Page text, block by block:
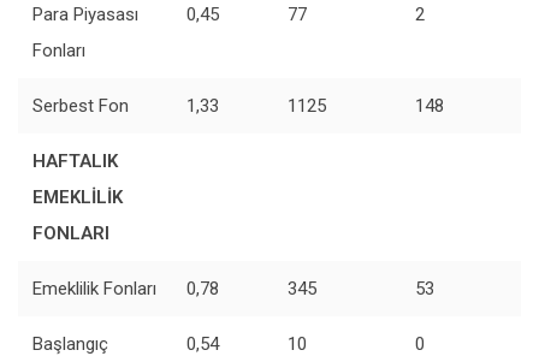
Para Piyasası
Fonları
0,45 77 2
Serbest Fon 1,33 1125 148
HAFTALIK
EMEKLİLİK
FONLARI
Emeklilik Fonları 0,78 345 53
Başlangıç
0,54 10 0